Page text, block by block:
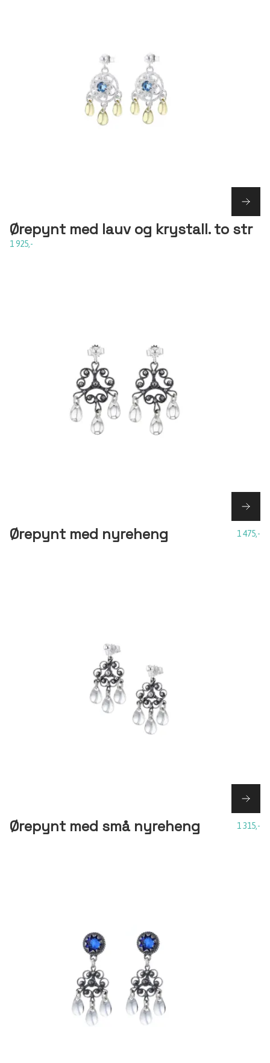
Ørepynt med lauv og krystall. to str
1 925,-
Ørepynt med nyreheng 1 475,-
Ørepynt med små nyreheng 1 315,-